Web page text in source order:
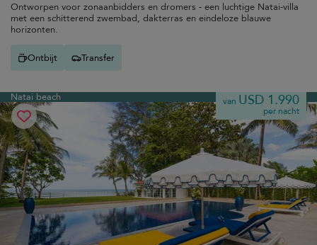
Ontworpen voor zonaanbidders en dromers - een luchtige Natai-villa
met een schitterend zwembad, dakterras en eindeloze blauwe
horizonten.
Ontbijt Transfer
Natai beach van USD 1.990
per nacht